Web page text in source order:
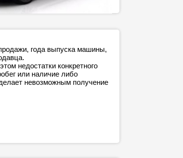
года выпуска машины,
недостатки конкретного
или наличие либо
невозможным получение